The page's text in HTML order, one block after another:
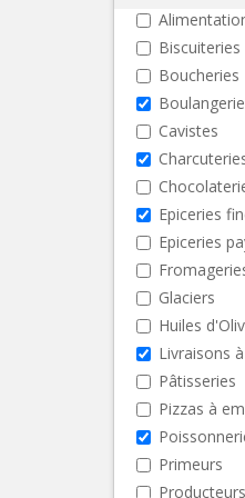
Biscuiteries
Boucheries
Cavistes
Epiceries
Epiceries
Glaciers
Huiles
Livraisons
Pâtisseries
Pizzas à
Primeurs